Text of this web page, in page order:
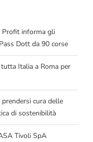
Profit informa gli
Dott da 90 corse
Italia a Roma per
cura delle
di sostenibilità
Tivoli SpA